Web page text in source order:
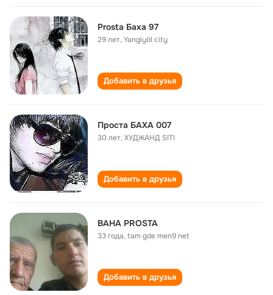
Prosta Баха 97
29 лет,Yangiyöl city
Добавить в друзья
Проста БАХА 007
30 лет,ХУДЖАНД SITI
Добавить в друзья
BAHA PROSTA
33 года,tam gde men9 net
Добавить в друзья